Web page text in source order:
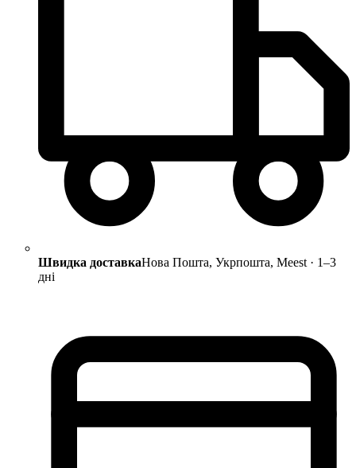
Швидка доставкаНова Пошта, Укрпошта, Meest · 1–3
дні